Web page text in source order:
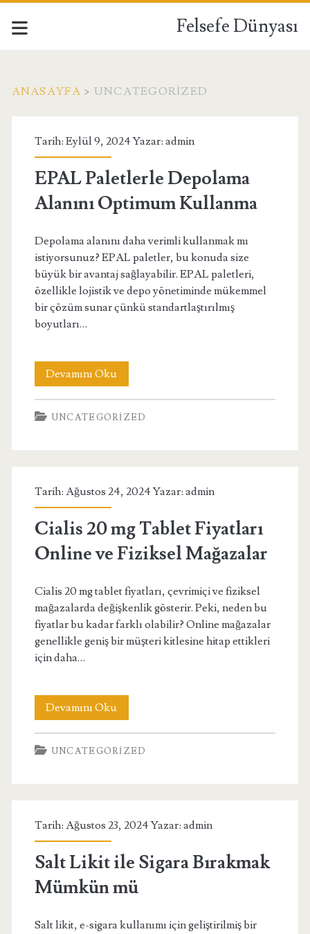
Felsefe Dünyası
ANASAYFA > UNCATEGORIZED
Kategori:
Tarih: Eylül 9, 2024 Yazar: admin
EPAL Paletlerle Depolama
Alanını Optimum Kullanma
Depolama alanını daha verimli kullanmak mı
istiyorsunuz? EPAL paletler, bu konuda size
büyük bir avantaj sağlayabilir. EPAL paletleri,
özellikle lojistik ve depo yönetiminde mükemmel
bir çözüm sunar çünkü standartlaştırılmış
boyutları…
Devamını OkuEPAL
Paletlerle
Depolama
Kullanma
UNCATEGORIZED
Tarih: Ağustos 24, 2024 Yazar: admin
Cialis 20 mg Tablet Fiyatları
Online ve Fiziksel Mağazalar
Cialis 20 mg tablet fiyatları, çevrimiçi ve fiziksel
mağazalarda değişkenlik gösterir. Peki, neden bu
fiyatlar bu kadar farklı olabilir? Online mağazalar
genellikle geniş bir müşteri kitlesine hitap ettikleri
için daha…
Devamını OkuCialis
20
mg
Online
ve
Fiziksel
UNCATEGORIZED
Tarih: Ağustos 23, 2024 Yazar: admin
Salt Likit ile Sigara Bırakmak
Mümkün mü
Salt likit, e-sigara kullanımı için geliştirilmiş bir